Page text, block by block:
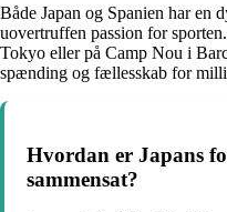
Både Japan og Spanien har en
uovertruffen passion for
Tokyo eller på Camp Nou i
spænding og fællesskab for
Hvordan er Japans
sammensat?